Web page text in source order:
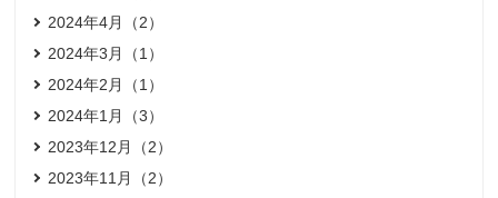
2024年4月（2）
2024年3月（1）
2024年2月（1）
2024年1月（3）
2023年12月（2）
2023年11月（2）